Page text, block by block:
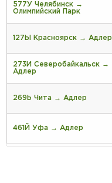
577У Челябинск →
Олимпийский Парк
127Ы Красноярск → Адлер
273И Северобайкальск →
Адлер
269Ь Чита → Адлер
461Й Уфа → Адлер